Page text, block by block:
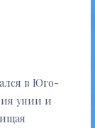
в Юго-
унии и